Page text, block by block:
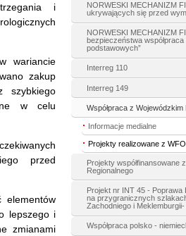
NORWESKI MECHANIZM
ukrywających się przed
NORWESKI MECHANIZM
bezpieczeństwa
podstawowych”
Interreg 110
Interreg 149
Współpraca z
Informacje medialne
Projekty realizowane z
Projekty współfinansowane
Regionalnego
Projekt nr INT 45 -
na przygranicznych
Zachodniego i
Współpraca polsko -
i
wariancie
zakup
szybkiego
w celu
przed
elementów
lepszego i
zmianami